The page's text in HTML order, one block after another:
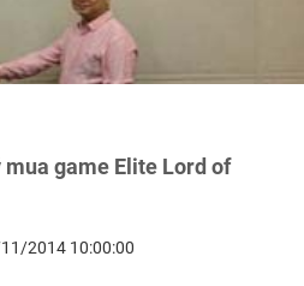
game Elite Lord of
2014 10:00:00